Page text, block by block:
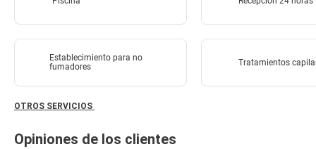
Establecimiento para no
fumadores
Tratamientos
OTROS SERVICIOS
Opiniones de los clientes